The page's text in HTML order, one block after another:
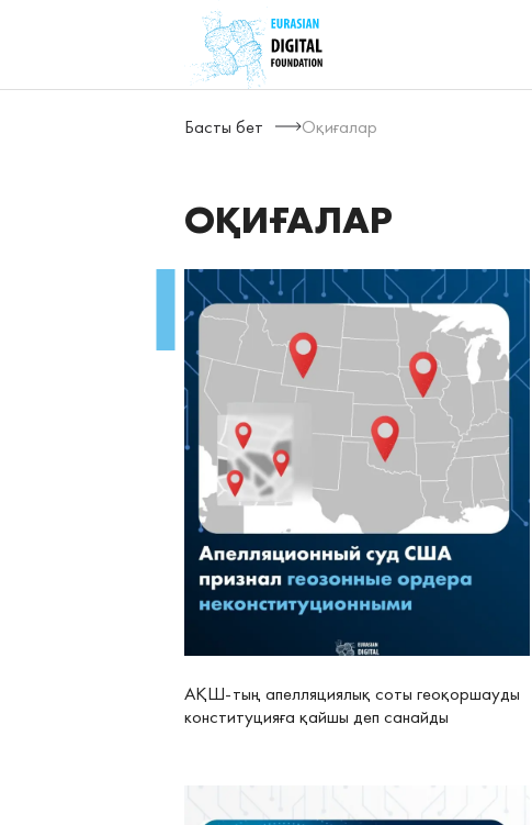
Басты бет Оқиғалар
ОҚИҒАЛАР
АҚШ-тың апелляциялық соты геоқоршауды
конституцияға қайшы деп санайды